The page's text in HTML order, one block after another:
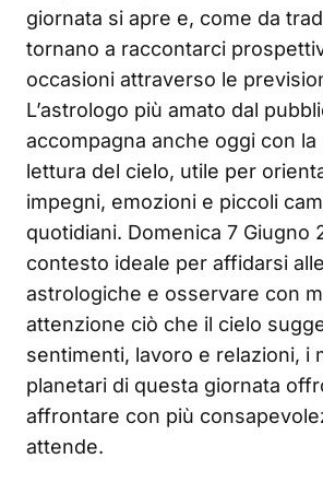
giornata si apre e, come da
tornano a raccontarci
occasioni attraverso le
L’astrologo più amato dal
accompagna anche oggi con
lettura del cielo, utile per
impegni, emozioni e piccoli
quotidiani. Domenica 7 Giugno
contesto ideale per affidarsi
astrologiche e osservare con
attenzione ciò che il cielo
sentimenti, lavoro e relazioni, i
planetari di questa giornata
affrontare con più
attende.